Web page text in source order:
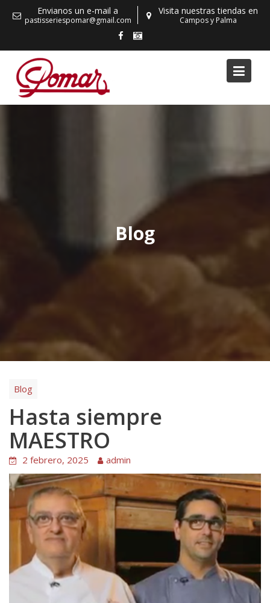
Envianos un e-mail a
pastisseriespomar@gmail.com
Visita nuestras tiendas en
Campos y Palma
Blog
Blog
Hasta siempre
MAESTRO
2 febrero, 2025 admin